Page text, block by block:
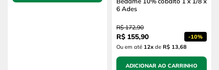
6 Ades
R$ 172,90
R$ 155,90 -10%
Ou em até 12x de R$ 13,68
ADICIONAR AO CARRINHO